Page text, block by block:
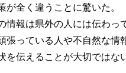
が全く違うことに驚いた。
情報は県外の人には伝わっ
張っている人や不自然な情
を伝えることが大切ではな